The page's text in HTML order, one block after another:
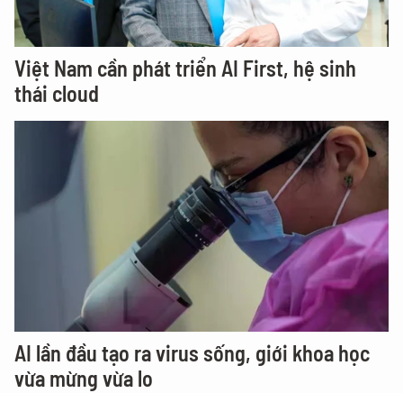
Việt Nam cần phát triển AI First, hệ sinh
thái cloud
AI lần đầu tạo ra virus sống, giới khoa học
vừa mừng vừa lo